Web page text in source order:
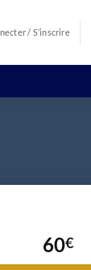
/ S’inscrire
60€